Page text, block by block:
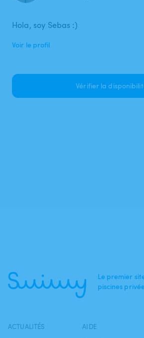
Hola, soy Sebas :)
Voir le profil
Vérifier la
Le premier
piscines
ACTUALITÉS AIDE